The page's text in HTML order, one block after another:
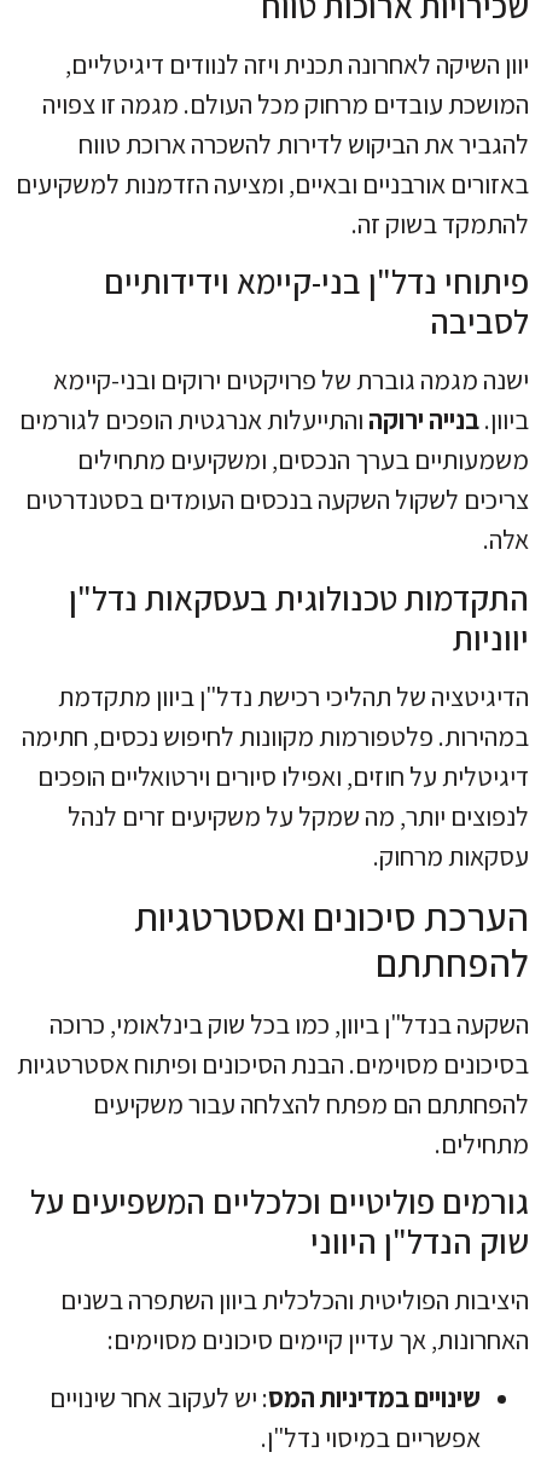
יוון השיקה לאחרונה תכנית ויזה לנוודים דיגיטליים,
המושכת עובדים מרחוק מכל העולם. מגמה זו צפויה
להגביר את הביקוש לדירות להשכרה ארוכת טווח
באזורים אורבניים ובאיים, ומציעה הזדמנות למשקיעים
להתמקד בשוק זה.
פיתוחי נדל"ן בני-קיימא וידידותיים
לסביבה
ישנה מגמה גוברת של פרויקטים ירוקים ובני-קיימא
ביוון.בנייה ירוקה והתייעלות אנרגטית הופכים לגורמים
משמעותיים בערך הנכסים, ומשקיעים מתחילים
צריכים לשקול השקעה בנכסים העומדים בסטנדרטים
אלה.
התקדמות טכנולוגית בעסקאות נדל"ן
יווניות
הדיגיטציה של תהליכי רכישת נדל"ן ביוון מתקדמת
במהירות. פלטפורמות מקוונות לחיפוש נכסים, חתימה
דיגיטלית על חוזים, ואפילו סיורים וירטואליים הופכים
לנפוצים יותר, מה שמקל על משקיעים זרים לנהל
עסקאות מרחוק.
הערכת סיכונים ואסטרטגיות
להפחתתם
השקעה בנדל"ן ביוון, כמו בכל שוק בינלאומי, כרוכה
בסיכונים מסוימים. הבנת הסיכונים ופיתוח אסטרטגיות
להפחתתם הם מפתח להצלחה עבור משקיעים
מתחילים.
גורמים פוליטיים וכלכליים המשפיעים על
שוק הנדל"ן היווני
היציבות הפוליטית והכלכלית ביוון השתפרה בשנים
האחרונות, אך עדיין קיימים סיכונים מסוימים:
שינויים במדיניות המס: יש לעקוב אחר שינויים
אפשריים במיסוי נדל"ן.